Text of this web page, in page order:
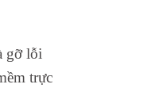
gỡ lỗi
trực